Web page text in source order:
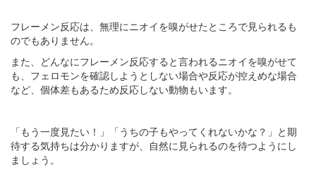
フレーメン反応は、無理にニオイを嗅がせたところで見られるも
のでもありません。
また、どんなにフレーメン反応すると言われるニオイを嗅がせて
も、フェロモンを確認しようとしない場合や反応が控えめな場合
など、個体差もあるため反応しない動物もいます。
「もう一度見たい！」「うちの子もやってくれないかな？」と期
待する気持ちは分かりますが、自然に見られるのを待つようにし
ましょう。